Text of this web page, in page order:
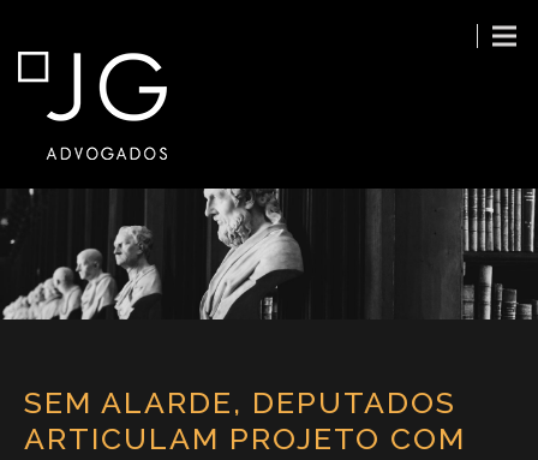
SEM ALARDE, DEPUTADOS
ARTICULAM PROJETO COM